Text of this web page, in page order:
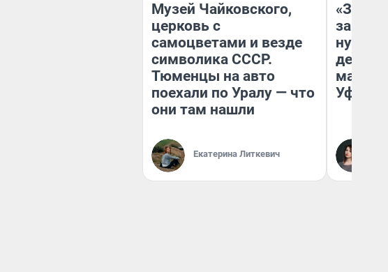
Музей Чайковского,
церковь с
самоцветами и везде
символика СССР.
Тюменцы на авто
поехали по Уралу — что
они там нашли
Екатерина Литкевич
дела с
Уфа